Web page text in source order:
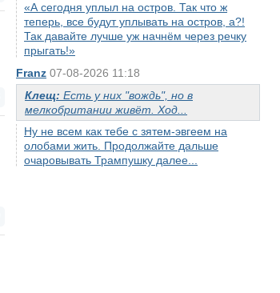
«А сегодня уплыл на остров. Так что ж
теперь, все будут уплывать на остров, а?!
Так давайте лучше уж начнём через речку
прыгать!»
Franz 07-08-2026 11:18
Клещ: Есть у них "вождь", но в
мелкобритании живёт. Ход...
Ну не всем как тебе с зятем-эвгеем на
олобами жить. Продолжайте дальше
очаровывать Трампушку далее...